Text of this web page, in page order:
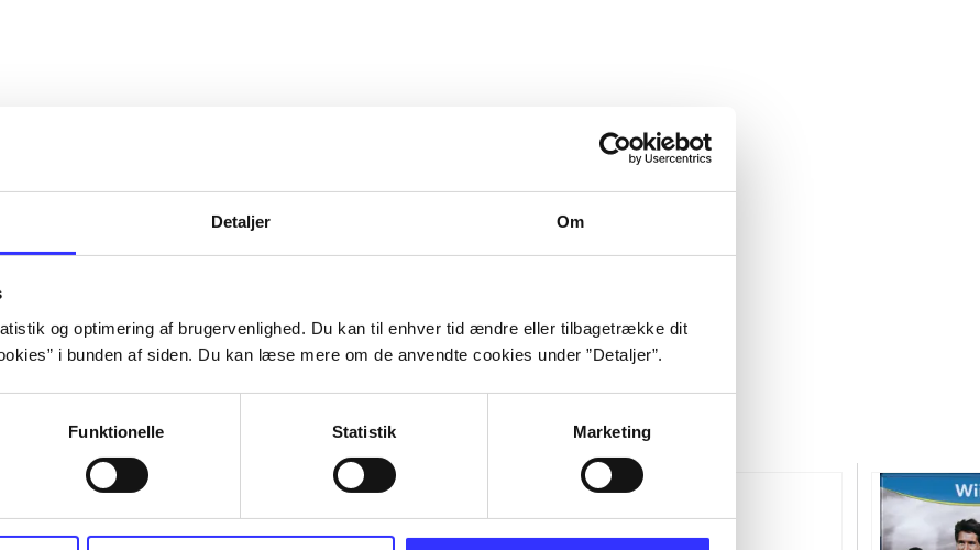
Detaljer Om
og optimering af brugervenlighed. Du kan til enhver tid ændre eller tilbagetrække dit
i bunden af siden. Du kan læse mere om de anvendte cookies under ”Detaljer”.
Funktionelle Statistik Marketing